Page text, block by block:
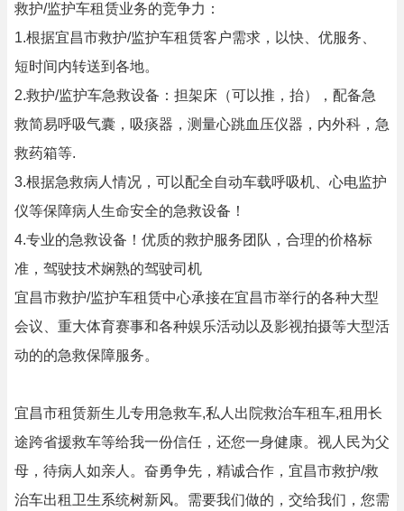
救护/监护车租赁业务的竞争力：
1.根据宜昌市救护/监护车租赁客户需求，以快、优服务、
短时间内转送到各地。
2.救护/监护车急救设备：担架床（可以推，抬），配备急
救简易呼吸气囊，吸痰器，测量心跳血压仪器，内外科，急
救药箱等.
3.根据急救病人情况，可以配全自动车载呼吸机、心电监护
仪等保障病人生命安全的急救设备！
4.专业的急救设备！优质的救护服务团队，合理的价格标
准，驾驶技术娴熟的驾驶司机
宜昌市救护/监护车租赁中心承接在宜昌市举行的各种大型
会议、重大体育赛事和各种娱乐活动以及影视拍摄等大型活
动的的急救保障服务。
宜昌市租赁新生儿专用急救车,私人出院救治车租车,租用长
途跨省援救车等给我一份信任，还您一身健康。视人民为父
母，待病人如亲人。奋勇争先，精诚合作，宜昌市救护/救
治车出租卫生系统树新风。需要我们做的，交给我们，您需